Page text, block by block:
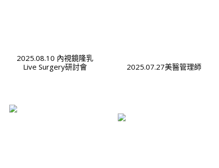
2025.08.10 內視鏡隆乳
Live Surgery研討會
2025.07.27美醫管理師